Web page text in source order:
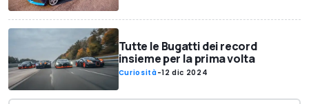
Tutte le Bugatti dei record
insieme per la prima volta
Curiosità-12 dic 2024